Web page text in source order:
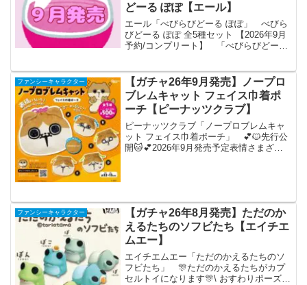
どーる ぽぽ【エール】
エール「べびらびどーる ぽぽ」 べびら
びどーる ぽぽ 全5種セット 【2026年9月
予約/コンプリート】 「べびらびどーる
ー。 商品名 べびらびどー
る ぽぽ...
ファンシーキャラクター
【ガチャ26年9月発売】ノープロ
ブレムキャット フェイス巾着ポ
ーチ【ピーナッツクラブ】
ピーナッツクラブ「ノープロブレムキャ
ット フェイス巾着ポーチ」 💕🐱先行公
開🐱💕2026年9月発売予定表情さまざま
ファンシーキャラクター
【ガチャ26年8月発売】ただのか
えるたちのソフビたち【エイチエ
ムエー】
エイチエムエー「ただのかえるたちのソ
フビたち」 🎊ただのかえるたちがカプ
セルトイになります🎊\ おすわりポーズ&